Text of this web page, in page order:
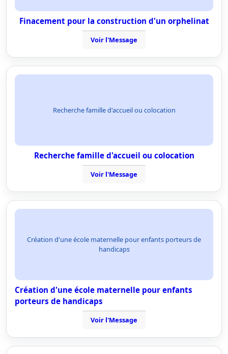
Finacement pour la construction d'un orphelinat
Voir l'Message
Recherche famille d'accueil ou colocation
Recherche famille d'accueil ou colocation
Voir l'Message
Création d'une école maternelle pour enfants porteurs de
handicaps
Création d'une école maternelle pour enfants
porteurs de handicaps
Voir l'Message